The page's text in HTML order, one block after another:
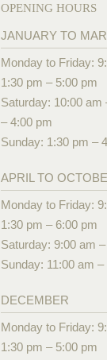
OPENING HOURS
JANUARY TO
Monday to Friday:
1:30 pm – 5:00 pm
Saturday: 10:00 am
– 4:00 pm
Sunday: 1:30 pm –
APRIL TO
Monday to Friday:
1:30 pm – 6:00 pm
Saturday: 9:00 am
Sunday: 11:00 am –
DECEMBER
Monday to Friday:
1:30 pm – 5:00 pm